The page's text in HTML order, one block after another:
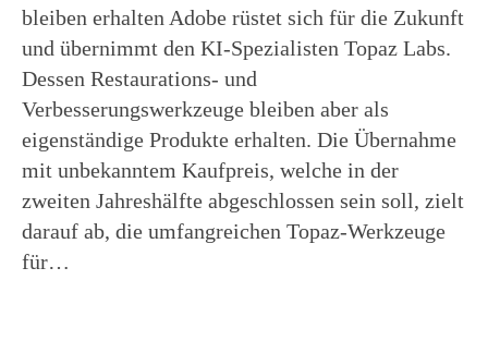
bleiben erhalten Adobe rüstet sich für die Zukunft
und übernimmt den KI-Spezialisten Topaz Labs.
Dessen Restaurations- und
Verbesserungswerkzeuge bleiben aber als
eigenständige Produkte erhalten. Die Übernahme
mit unbekanntem Kaufpreis, welche in der
zweiten Jahreshälfte abgeschlossen sein soll, zielt
darauf ab, die umfangreichen Topaz-Werkzeuge
für…